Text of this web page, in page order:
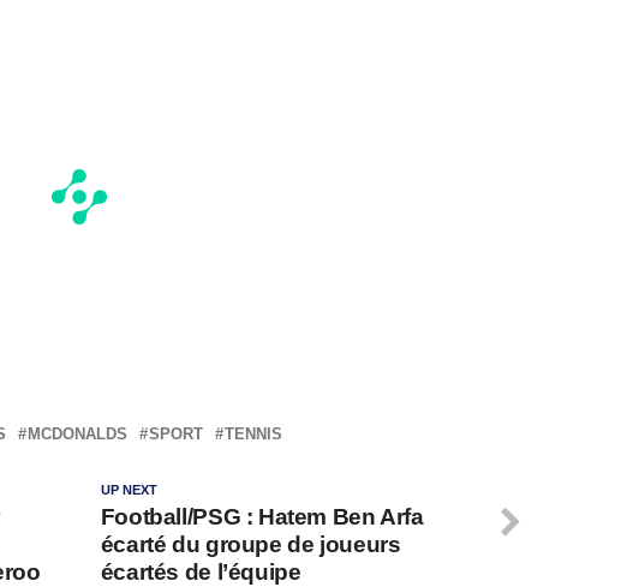
MCDONALDS SPORT TENNIS
UP NEXT
Football/PSG : Hatem Ben Arfa
écarté du groupe de joueurs
écartés de l’équipe